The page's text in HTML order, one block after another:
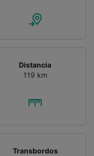
Distancia
119 km
Transbordos